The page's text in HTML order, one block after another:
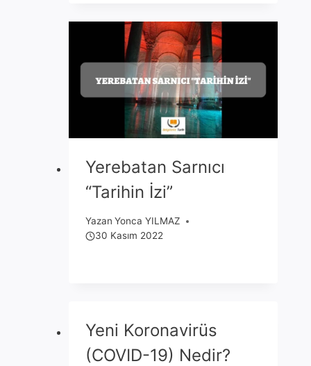
Yerebatan Sarnıcı
“Tarihin İzi”
Yazan Yonca YILMAZ
30 Kasım 2022
Yeni Koronavirüs
(COVID-19) Nedir?